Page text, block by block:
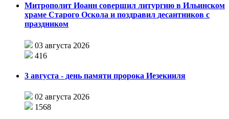
Митрополит Иоанн совершил литургию в Ильинском
храме Старого Оскола и поздравил десантников с
праздником
03 августа 2026
416
3 августа - день памяти пророка Иезекииля
02 августа 2026
1568